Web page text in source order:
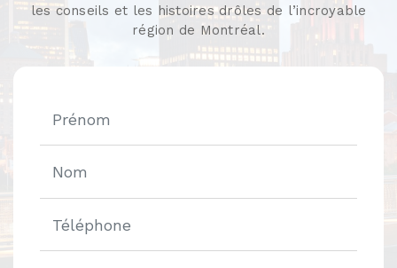
les conseils et les histoires drôles de l’incroyable
région de Montréal.